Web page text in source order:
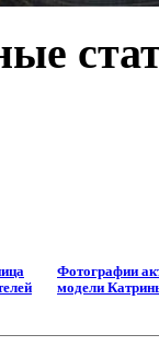
Фотографии
модели